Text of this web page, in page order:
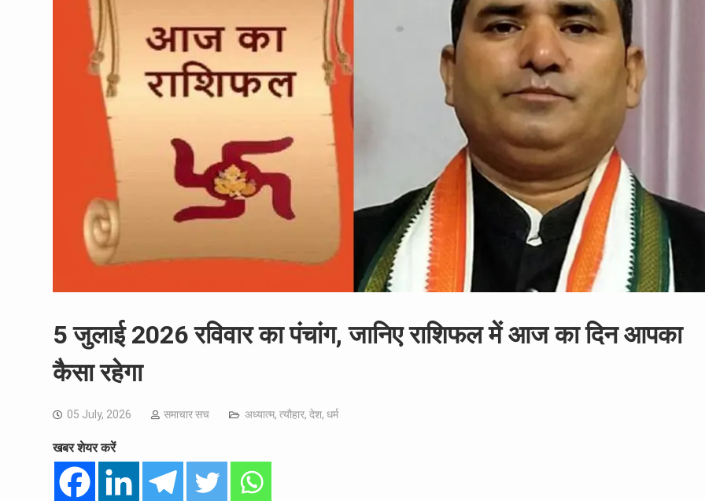
5 जुलाई 2026 रविवार का पंचांग, जानिए राशिफल में आज का दिन आपका
कैसा रहेगा
05 July, 2026 समाचार सच अध्यात्म, त्यौहार, देश, धर्म
खबर शेयर करें